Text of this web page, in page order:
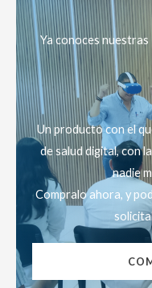
Ya conoces
Un producto con el
de salud digital, con
nadie
Compralo ahora, y